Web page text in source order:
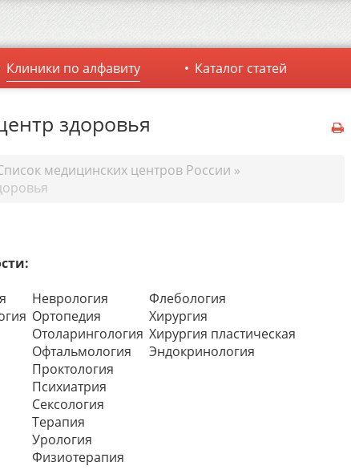
здоровья
медицинских центров России »
Неврология
Ортопедия
Отоларингология
Офтальмология
Проктология
Психиатрия
Сексология
Терапия
Урология
Физиотерапия
Флебология
Хирургия
Хирургия пластическая
Эндокринология
Клиники по алфавиту Каталог статей